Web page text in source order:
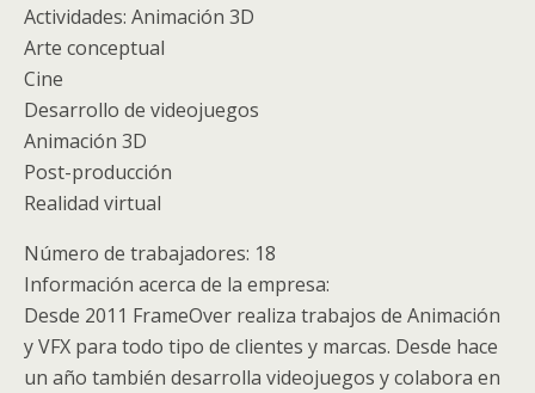
Actividades: Animación 3D
Arte conceptual
Cine
Desarrollo de videojuegos
Animación 3D
Post-producción
Realidad virtual
Número de trabajadores: 18
Información acerca de la empresa:
Desde 2011 FrameOver realiza trabajos de Animación
y VFX para todo tipo de clientes y marcas. Desde hace
un año también desarrolla videojuegos y colabora en